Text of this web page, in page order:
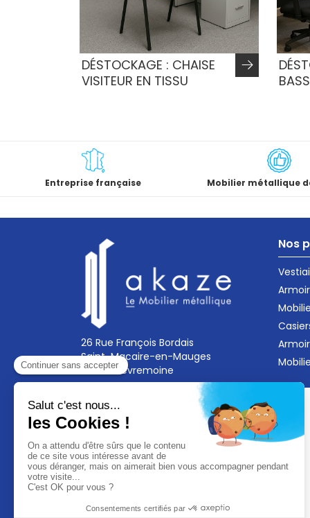
DÉSTOCKAGE : CHAISE
VISITEUR EN TISSU
Entreprise française Mobilier métallique
26 Rue François Bordais
Saint-Macaire-en-Mauges
49450 Sèvremoine
Nos